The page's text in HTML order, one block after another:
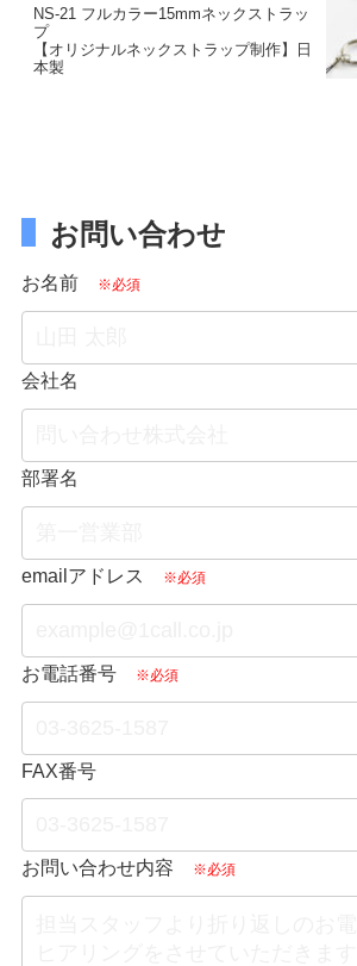
NS-21 フルカラー15mmネックストラッ
プ
【オリジナルネックストラップ制作】日
本製
お問い合わせ
お名前 ※必須
会社名
部署名
emailアドレス ※必須
お電話番号 ※必須
FAX番号
お問い合わせ内容 ※必須